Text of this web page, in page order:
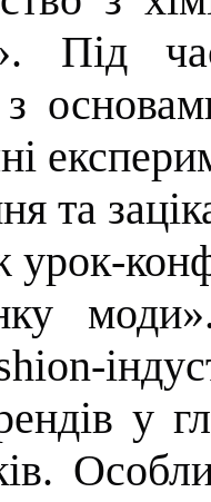
Під
та
урок-
у